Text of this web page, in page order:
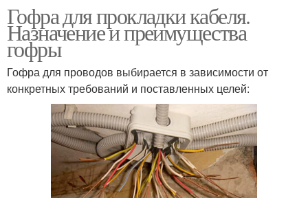
Гофра для прокладки кабеля.
Назначение и преимущества
гофры
Гофра для проводов выбирается в зависимости от
конкретных требований и поставленных целей: